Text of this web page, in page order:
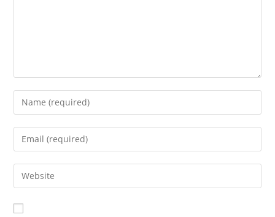
Enter
your
name
comment
Enter
your
email
address
comment
Enter
your
website